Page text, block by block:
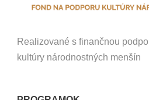
Realizované s finančnou
kultúry národnostných menšín